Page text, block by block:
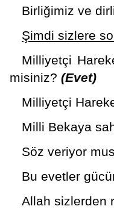
Birliğimiz ve
Şimdi sizlere
Milliyetçi
misiniz? (Evet)
Milliyetçi
Milli Bekaya
Söz veriyor
Bu evetler
Allah sizlerden